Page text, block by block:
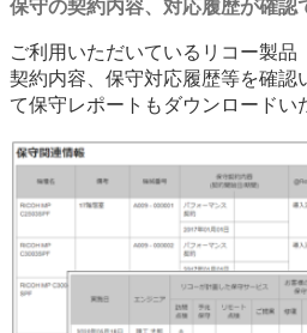
保守の契約内容、対応履歴が確認
ご利用いただいているリコー製品
契約内容、保守対応履歴等を確認
て保守レポートもダウンロードい